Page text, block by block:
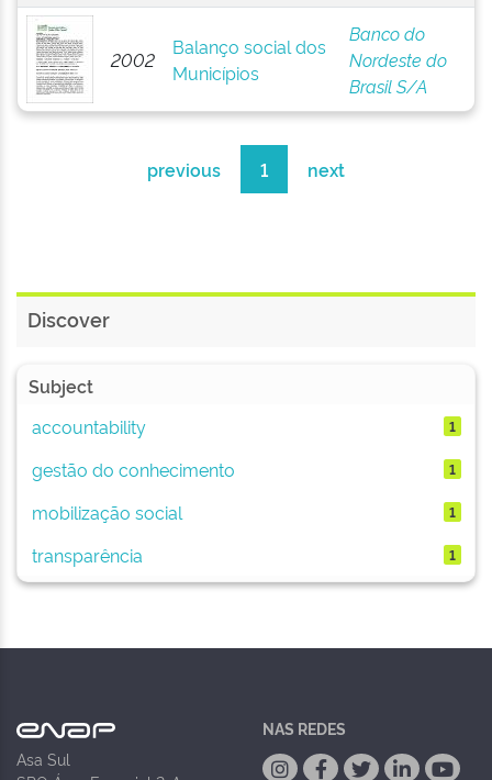
2002
Balanço social dos
Municípios
Banco do
Nordeste do
Brasil S/A
previous 1 next
Discover
Subject
accountability
1
gestão do conhecimento 1
mobilização social 1
transparência 1
Asa Sul
NAS REDES